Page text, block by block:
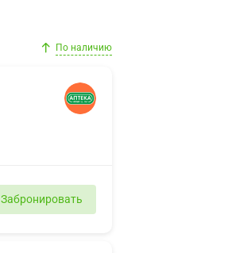
По наличию
Забронировать